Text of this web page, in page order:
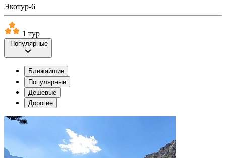
Экотур-6
1 тур
Популярные
Ближайшие
Популярные
Дешевые
Дорогие